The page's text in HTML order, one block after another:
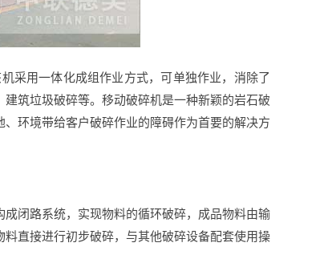
采用一体化成组作业方式，可单独作业，消除了
筑垃圾破碎等。 移动破碎机是一种新颖的岩石破
环境带给客户破碎作业的障碍作为首要的解决方
闭路系统，实现物料的循环破碎，成品物料由输
直接进行初步破碎，与其他破碎设备配套使用操